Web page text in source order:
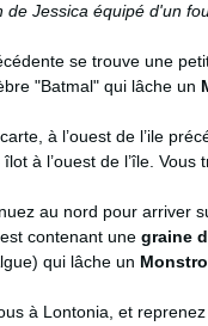
Jessica équipé d'un
se trouve une
"Batmal" qui lâche un
à l’ouest de l’ile
à l’ouest de l’île.
au nord pour arriver
contenant une graine
qui lâche un
à Lontonia, et